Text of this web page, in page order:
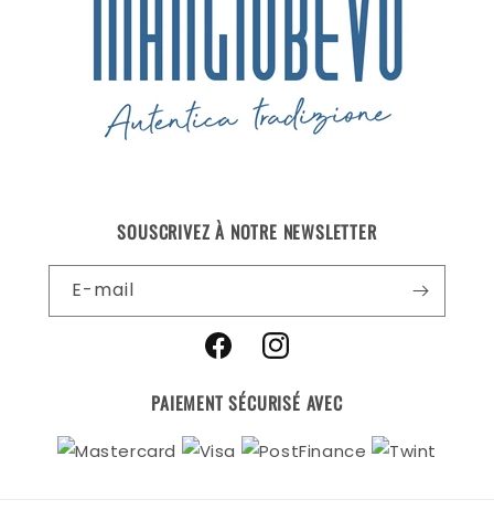
SOUSCRIVEZ À NOTRE NEWSLETTER
E-mail
FacebookInstagram
PAIEMENT SÉCURISÉ AVEC